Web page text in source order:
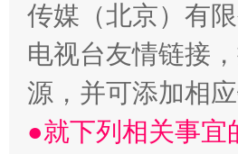
揭开“小金库”的免责幌子
传媒（北京）有
电视台友情链接
源，并可添加相应
●就下列相关事